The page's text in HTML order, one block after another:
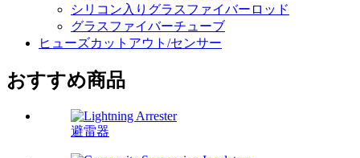
シリコン入りグラスファイバーロッド
グラスファイバーチューブ
ヒューズカットアウト/センサー
おすすめ商品
避雷器